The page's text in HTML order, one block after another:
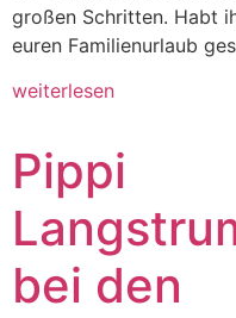
großen Schritten. Habt
euren Familienurlaub
weiterlesen
Pippi
bei den